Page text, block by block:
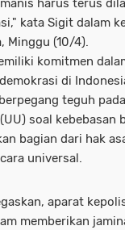
harus terus
kata Sigit dalam
Minggu (10/4).
komitmen
di
teguh
soal kebebasan
bagian dari hak
universal.
aparat
memberikan